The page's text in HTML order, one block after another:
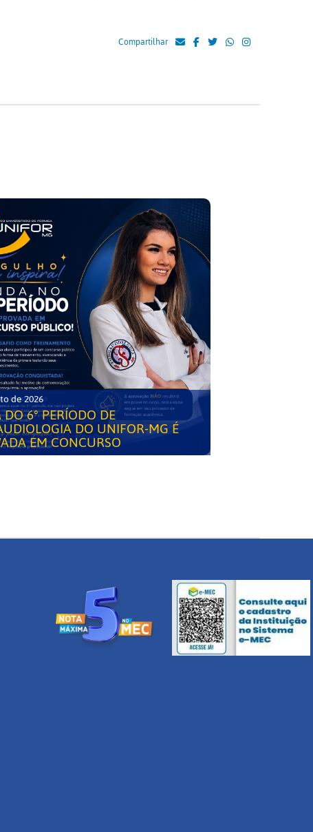
Compartilhar
de 2026
6° PERÍODO DE
DO UNIFOR-MG É
EM CONCURSO